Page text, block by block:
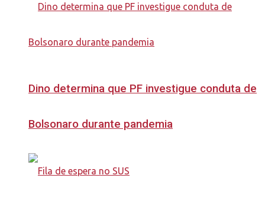
Dino determina que PF investigue conduta de
Bolsonaro durante pandemia